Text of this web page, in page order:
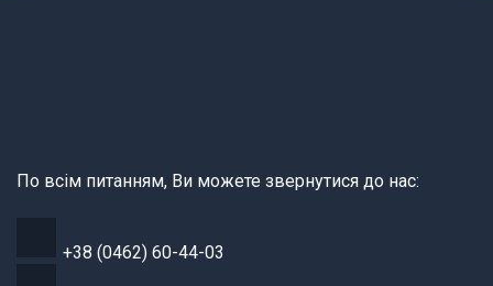
По всім питанням, Ви можете звернутися до нас:
+38 (0462) 60-44-03